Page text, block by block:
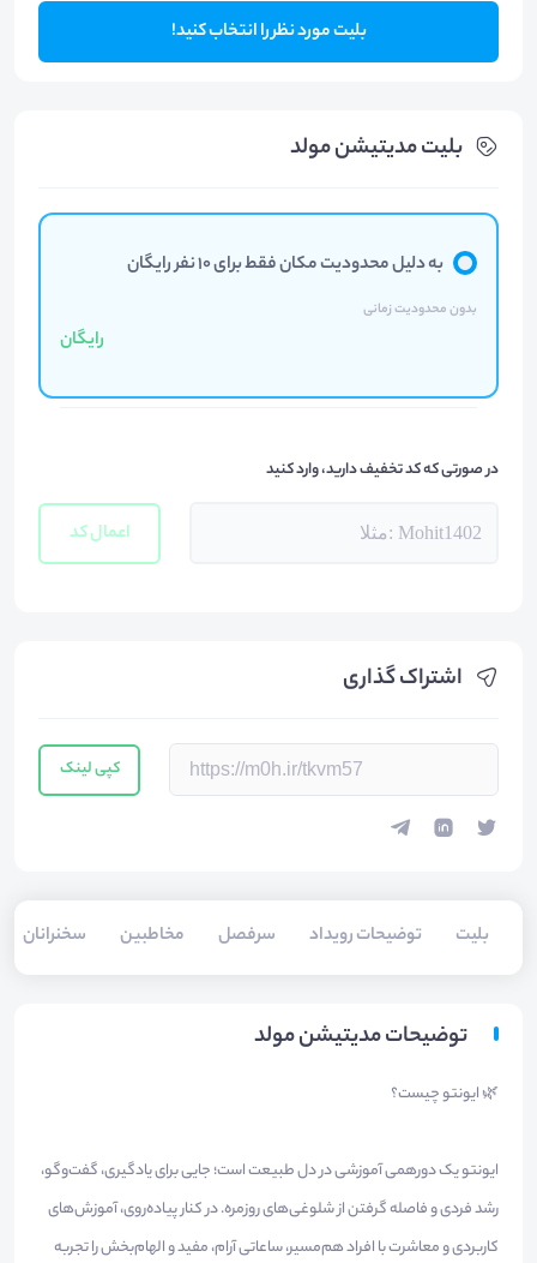
بلیت مورد نظر را انتخاب کنید!
اشتراک گذاری
کپی لینک
بلیت‌ توضیحات رویداد سرفصل مخاطبین سخنرانان
بلیت‌ مدیتیشن مولد
به دلیل محدودیت مکان فقط برای 10 نفر رایگان
بدون محدودیت زمانی
رایگان
در صورتی که کد تخفیف دارید، وارد کنید
اعمال کد
توضیحات مدیتیشن مولد
🌿 ایونتو چیست؟
ایونتو یک دورهمی آموزشی در دل طبیعت است؛ جایی برای یادگیری، گفت‌وگو،
رشد فردی و فاصله گرفتن از شلوغی‌های روزمره. در کنار پیاده‌روی، آموزش‌های
کاربردی و معاشرت با افراد هم‌مسیر، ساعاتی آرام، مفید و الهام‌بخش را تجربه